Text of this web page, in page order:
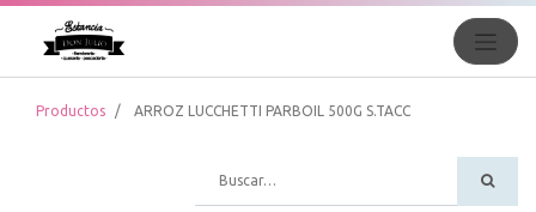
Productos ARROZ LUCCHETTI PARBOIL 500G S.TACC